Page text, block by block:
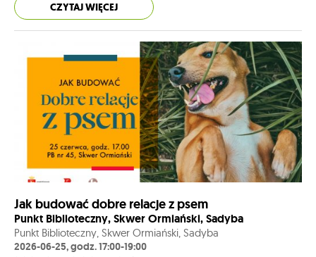
CZYTAJ WIĘCEJ
Jak budować dobre relacje z psem
Punkt Biblioteczny, Skwer Ormiański, Sadyba
Punkt Biblioteczny, Skwer Ormiański, Sadyba
2026-06-25, godz. 17:00-19:00